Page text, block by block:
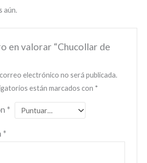
aún.
en valorar “Chucollar de
electrónico no será publicada.
están marcados con *
*
*